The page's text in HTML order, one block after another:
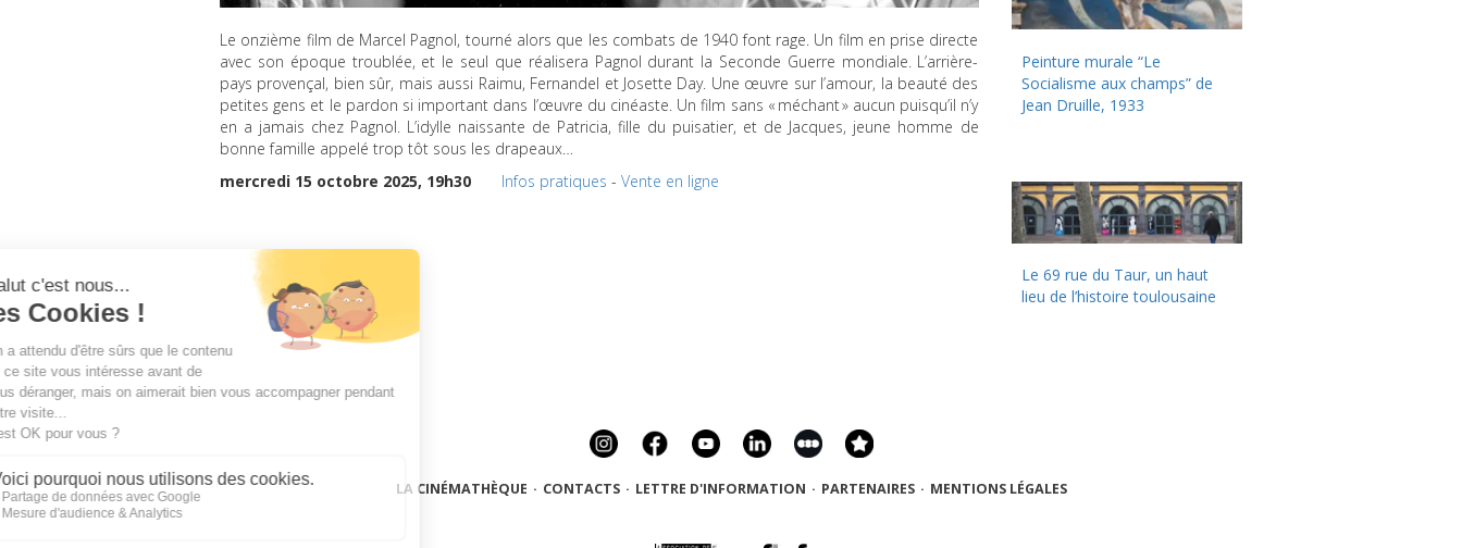
Le onzième film de Marcel Pagnol, tourné alors que les combats de 1940 font rage. Un film en prise directe
avec son époque troublée, et le seul que réalisera Pagnol durant la Seconde Guerre mondiale. L’arrière-
pays provençal, bien sûr, mais aussi Raimu, Fernandel et Josette Day. Une œuvre sur l’amour, la beauté des
petites gens et le pardon si important dans l’œuvre du cinéaste. Un film sans « méchant » aucun puisqu’il n’y
en a jamais chez Pagnol. L’idylle naissante de Patricia, fille du puisatier, et de Jacques, jeune homme de
bonne famille appelé trop tôt sous les drapeaux…
mercredi 15 octobre 2025, 19h30
Infos pratiques - Vente en ligne
Peinture murale “Le
Socialisme aux champs” de
Jean Druille, 1933
Le 69 rue du Taur, un haut
lieu de l’histoire toulousaine
LA CINÉMATHÈQUE · CONTACTS · LETTRE D'INFORMATION · PARTENAIRES · MENTIONS LÉGALES